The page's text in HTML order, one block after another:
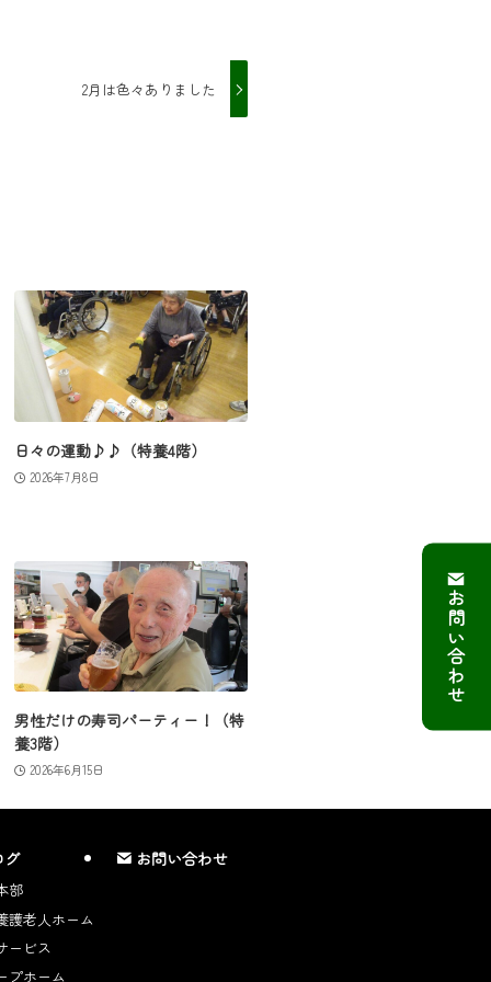
2月は色々ありました
日々の運動♪♪（特養4階）
2026年7月8日
男性だけの寿司パーティー！（特
養3階）
2026年6月15日
お問い合わせ
部
護老人ホーム
ービス
プホーム
お問い合わせ